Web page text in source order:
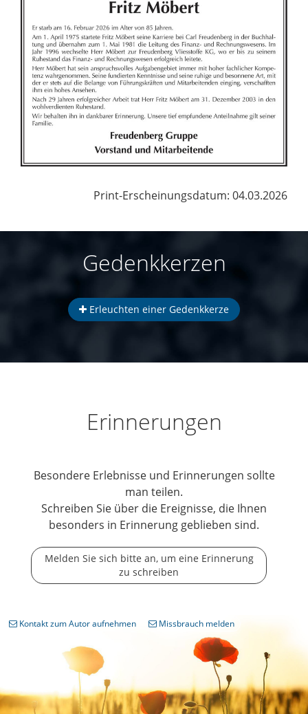
Print-Erscheinungsdatum: 04.03.2026
Gedenkkerzen
Erleuchten einer Gedenkkerze
Erinnerungen
Besondere Erlebnisse und Erinnerungen sollte
man teilen.
Schreiben Sie über die Ereignisse, die Ihnen
besonders in Erinnerung geblieben sind.
Melden Sie sich bitte an, um eine Erinnerung
zu schreiben
Kontakt zum Autor aufnehmen Missbrauch melden